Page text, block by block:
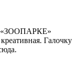
«ЗООПАРКЕ»
Галочку